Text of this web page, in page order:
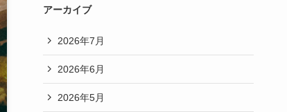
アーカイブ
2026年7月
2026年6月
2026年5月